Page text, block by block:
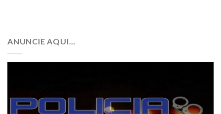
ANUNCIE AQUI…